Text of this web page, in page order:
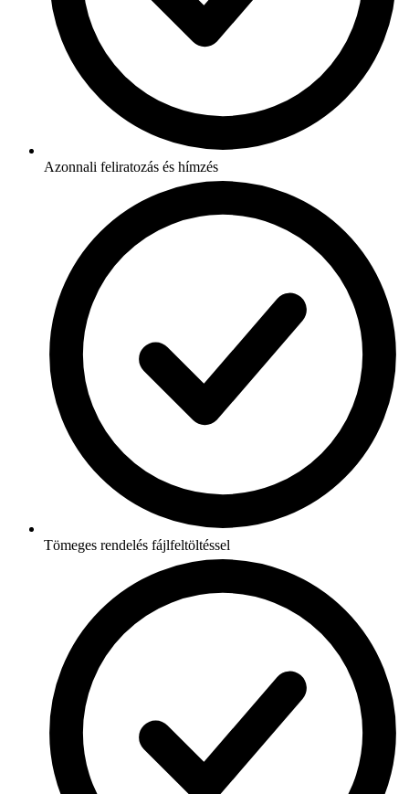
Azonnali feliratozás és hímzés
Tömeges rendelés fájlfeltöltéssel